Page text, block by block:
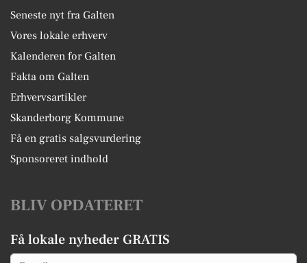
Seneste nyt fra Galten
Vores lokale erhverv
Kalenderen for Galten
Fakta om Galten
Erhvervsartikler
Skanderborg Kommune
Få en gratis salgsvurdering
Sponsoreret indhold
BLIV OPDATERET
Få lokale nyheder GRATIS